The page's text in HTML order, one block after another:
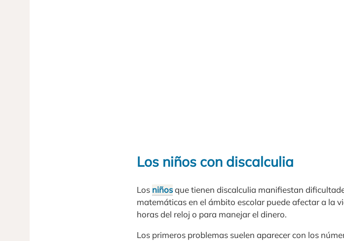
Los niños con discalculia
Los niñosque tienen discalculia manifiestan
matemáticas en el ámbito escolar puede afectar a la
horas del reloj o para manejar el dinero.
Los primeros problemas suelen aparecer con los